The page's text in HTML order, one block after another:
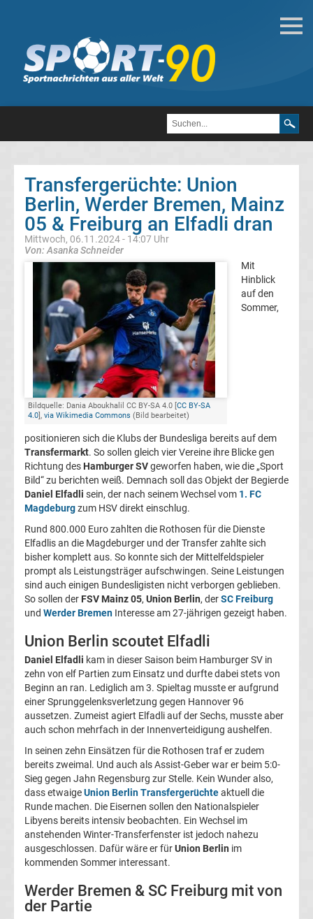
Deutsche
Transfergerüchte
FC
Heidenheim
1846
Kaiserslautern
Transfergerüchte
1.
FC
Köln
Transfergerüchte
1.
FC
Magdeburg
Transfergerüchte
1.
FC
Nürnberg
Transfergerüchte
1.
FC
Transfergerüchte: Union
Berlin, Werder Bremen, Mainz
05 & Freiburg an Elfadli dran
Mittwoch, 06.11.2024 - 14:07 Uhr
Von: Asanka Schneider
Bildquelle: Dania Aboukhalil CC BY-SA 4.0 [CC BY-SA
4.0], via Wikimedia Commons (Bild bearbeitet)
Mit
Hinblick
auf den
Sommer,
positionieren sich die Klubs der Bundesliga bereits auf dem
Transfermarkt. So sollen gleich vier Vereine ihre Blicke gen
Richtung des Hamburger SVgeworfen haben, wie die „Sport
Bild“ zu berichten weiß. Demnach soll das Objekt der Begierde
Daniel Elfadli sein, der nach seinem Wechsel vom 1. FC
Magdeburgzum HSV direkt einschlug.
Rund 800.000 Euro zahlten die Rothosen für die Dienste
Elfadlis an die Magdeburger und der Transfer zahlte sich
bisher komplett aus. So konnte sich der Mittelfeldspieler
prompt als Leistungsträger aufschwingen. Seine Leistungen
sind auch einigen Bundesligisten nicht verborgen geblieben.
So sollen der FSV Mainz 05, Union Berlin, derSC Freiburg
und Werder Bremen Interesse am 27-jährigen gezeigt haben.
Union Berlin scoutet Elfadli
Daniel Elfadli kam in dieser Saison beim Hamburger SV in
zehn von elf Partien zum Einsatz und durfte dabei stets von
Beginn an ran. Lediglich am 3. Spieltag musste er aufgrund
einer Sprunggelenksverletzung gegen Hannover 96
aussetzen. Zumeist agiert Elfadli auf der Sechs, musste aber
auch schon mehrfach in der Innenverteidigung aushelfen.
In seinen zehn Einsätzen für die Rothosen traf er zudem
bereits zweimal. Und auch als Assist-Geber war er beim 5:0-
Sieg gegen Jahn Regensburg zur Stelle. Kein Wunder also,
dass etwaigeUnion Berlin Transfergerüchteaktuell die
Runde machen. Die Eisernen sollen den Nationalspieler
Libyens bereits intensiv beobachten. Ein Wechsel im
anstehenden Winter-Transferfenster ist jedoch nahezu
ausgeschlossen. Dafür wäre er fürUnion Berlin im
kommenden Sommer interessant.
Werder Bremen & SC Freiburg mit von
der Partie